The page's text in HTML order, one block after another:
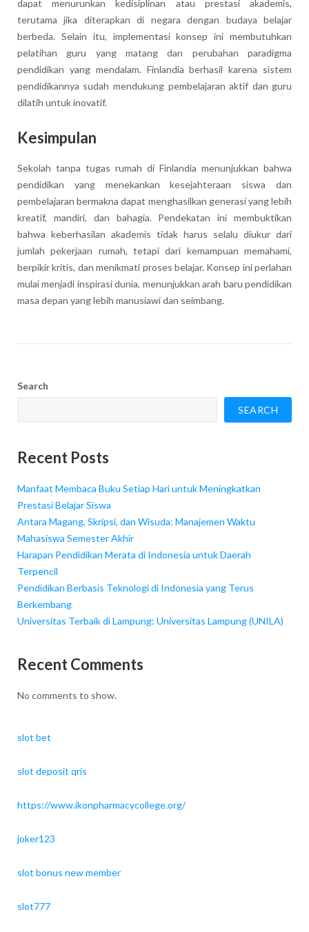
dapat menurunkan kedisiplinan atau prestasi akademis,
terutama jika diterapkan di negara dengan budaya belajar
berbeda. Selain itu, implementasi konsep ini membutuhkan
pelatihan guru yang matang dan perubahan paradigma
pendidikan yang mendalam. Finlandia berhasil karena sistem
pendidikannya sudah mendukung pembelajaran aktif dan guru
dilatih untuk inovatif.
Kesimpulan
Sekolah tanpa tugas rumah di Finlandia menunjukkan bahwa
pendidikan yang menekankan kesejahteraan siswa dan
pembelajaran bermakna dapat menghasilkan generasi yang lebih
kreatif, mandiri, dan bahagia. Pendekatan ini membuktikan
bahwa keberhasilan akademis tidak harus selalu diukur dari
jumlah pekerjaan rumah, tetapi dari kemampuan memahami,
berpikir kritis, dan menikmati proses belajar. Konsep ini perlahan
mulai menjadi inspirasi dunia, menunjukkan arah baru pendidikan
masa depan yang lebih manusiawi dan seimbang.
Search
SEARCH
Recent Posts
Manfaat Membaca Buku Setiap Hari untuk Meningkatkan
Prestasi Belajar Siswa
Antara Magang, Skripsi, dan Wisuda: Manajemen Waktu
Mahasiswa Semester Akhir
Harapan Pendidikan Merata di Indonesia untuk Daerah
Terpencil
Pendidikan Berbasis Teknologi di Indonesia yang Terus
Berkembang
Universitas Terbaik di Lampung: Universitas Lampung (UNILA)
Recent Comments
No comments to show.
slot bet
slot deposit qris
https://www.ikonpharmacycollege.org/
joker123
slot bonus new member
slot777